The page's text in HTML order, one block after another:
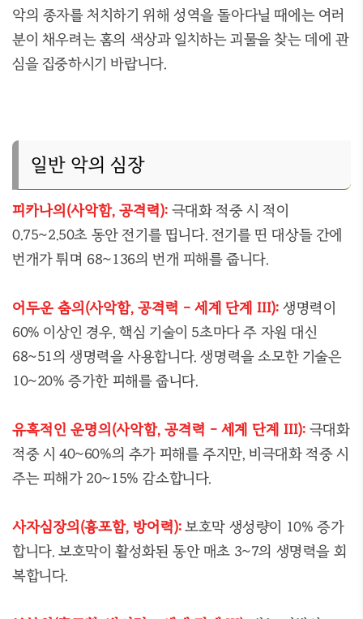
악의 종자를 처치하기 위해 성역을 돌아다닐 때에는 여러
분이 채우려는 홈의 색상과 일치하는 괴물을 찾는 데에 관
심을 집중하시기 바랍니다.
일반 악의 심장
피카나의(사악함, 공격력): 극대화 적중 시 적이
0.75~2.50초 동안 전기를 띱니다. 전기를 띤 대상들 간에
번개가 튀며 68~136의 번개 피해를 줍니다.
어두운 춤의(사악함, 공격력 - 세계 단계 III): 생명력이
60% 이상인 경우, 핵심 기술이 5초마다 주 자원 대신
68~51의 생명력을 사용합니다. 생명력을 소모한 기술은
10~20% 증가한 피해를 줍니다.
유혹적인 운명의(사악함, 공격력 - 세계 단계 III): 극대화
적중 시 40~60%의 추가 피해를 주지만, 비극대화 적중 시
주는 피해가 20~15% 감소합니다.
사자심장의(흉포함, 방어력):보호막 생성량이 10% 증가
합니다. 보호막이 활성화된 동안 매초 3~7의 생명력을 회
복합니다.